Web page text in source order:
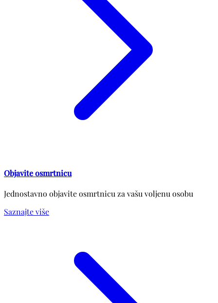
Objavite osmrtnicu
Jednostavno objavite osmrtnicu za vašu voljenu osobu
Saznajte više